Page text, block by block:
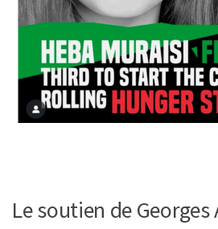
Le soutien de Georges